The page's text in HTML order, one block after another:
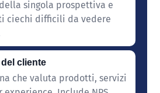
singola prospettiva e
ciechi difficili da vedere
cliente
che valuta prodotti, servizi